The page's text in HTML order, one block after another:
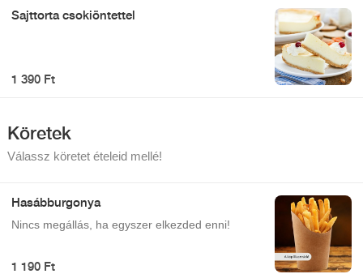
Sajttorta csokiöntettel
1 390 Ft
Köretek
Válassz köretet ételeid mellé!
Hasábburgonya
Nincs megállás, ha egyszer elkezded enni!
1 190 Ft